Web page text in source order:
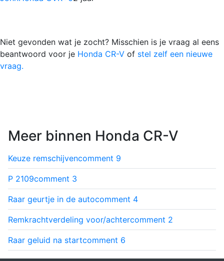
Niet gevonden wat je zocht? Misschien is je vraag al eens
beantwoord voor je Honda CR-V of stel zelf een nieuwe
vraag.
Meer binnen Honda CR-V
Keuze remschijvencomment 9
P 2109comment 3
Raar geurtje in de autocomment 4
Remkrachtverdeling voor/achtercomment 2
Raar geluid na startcomment 6